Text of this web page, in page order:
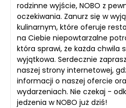
rodzinne wyjście, NOBO z
oczekiwania. Zanurz się w
kulinarnym, które oferuje
na Ciebie niepowtarzalne
która sprawi, że każda chwila
wyjątkowa. Serdecznie
naszej strony internetowej,
informacji o naszej ofercie
wydarzeniach. Nie czekaj -
jedzenia w NOBO już dziś!